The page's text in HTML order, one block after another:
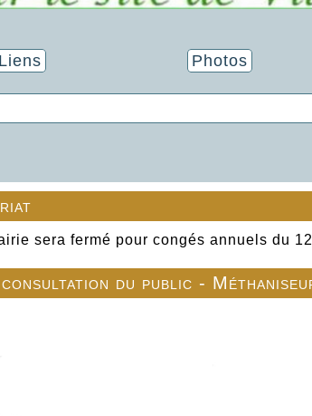
Liens Photos
sera fermé pour congés annuels du
du public -